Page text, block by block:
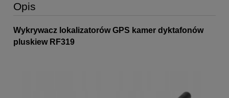
Opis
Wykrywacz lokalizatorów GPS kamer dyktafonów
pluskiew RF319